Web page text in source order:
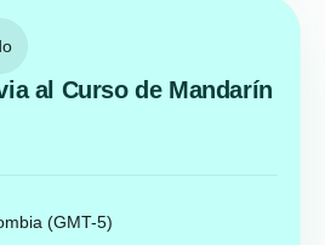
al Curso de Mandarín
(GMT-5)